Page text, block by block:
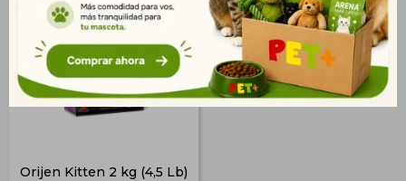
Orijen Kitten 2 kg (4,5 Lb)